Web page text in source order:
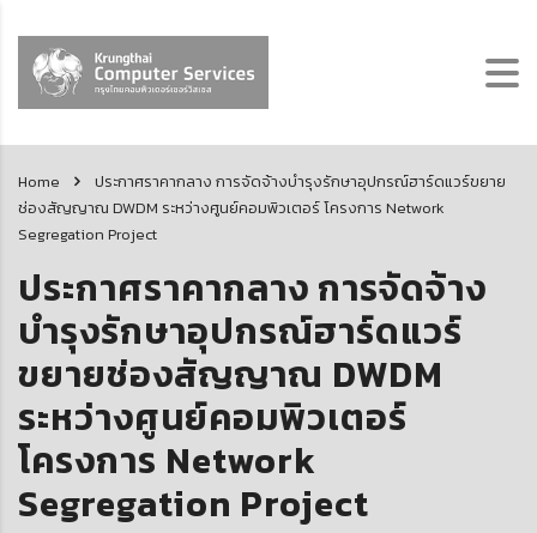
Home
ประกาศราคากลาง การจัดจ้างบำรุงรักษาอุปกรณ์ฮาร์ดแวร์ขยาย
ช่องสัญญาณ DWDM ระหว่างศูนย์คอมพิวเตอร์ โครงการ Network
Segregation Project
ประกาศราคากลาง การจัดจ้าง
บำรุงรักษาอุปกรณ์ฮาร์ดแวร์
ขยายช่องสัญญาณ DWDM
ระหว่างศูนย์คอมพิวเตอร์
โครงการ Network
Segregation Project